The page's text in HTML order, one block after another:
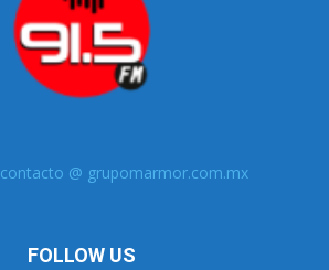
contacto @ grupomarmor.com.mx
FOLLOW US